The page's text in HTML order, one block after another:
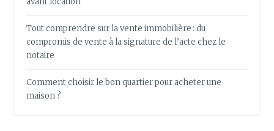
Tout comprendre sur la vente immobilière : du
compromis de vente à la signature de l’acte chez le
notaire
Comment choisir le bon quartier pour acheter une
maison ?